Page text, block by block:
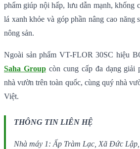
phẩm giúp nội hấp, lưu dẫn mạnh, khống
lá xanh khỏe và góp phần nâng cao năng
nông sản.
Ngoài sản phẩm VT-FLOR 30SC hiệu
Saha Groupcòn cung cấp đa dạng giải
nhà vườn trên toàn quốc, cùng quý nhà
Việt.
THÔNG TIN LIÊN HỆ
Nhà máy 1: Ấp Tràm Lạc, Xã Đức